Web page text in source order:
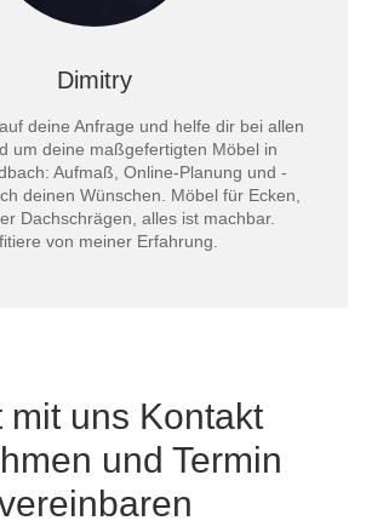
Dimitry
deine Anfrage und helfe dir bei allen
um deine maßgefertigten Möbel in
Aufmaß, Online-Planung und -
deinen Wünschen. Möbel für Ecken,
Dachschrägen, alles ist machbar.
von meiner Erfahrung.
mit uns Kontakt
und Termin